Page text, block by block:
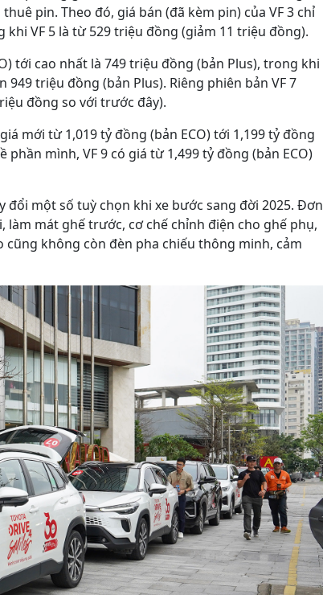
pin. Theo đó, giá bán (đã kèm pin) của VF 3 chỉ
VF 5 là từ 529 triệu đồng (giảm 11 triệu đồng).
tới cao nhất là 749 triệu đồng (bản Plus), trong khi
949 triệu đồng (bản Plus). Riêng phiên bản VF 7
đồng so với trước đây).
mới từ 1,019 tỷ đồng (bản ECO) tới 1,199 tỷ đồng
mình, VF 9 có giá từ 1,499 tỷ đồng (bản ECO)
đổi một số tuỳ chọn khi xe bước sang đời 2025. Đơn
làm mát ghế trước, cơ chế chỉnh điện cho ghế phụ,
không còn đèn pha chiếu thông minh, cảm